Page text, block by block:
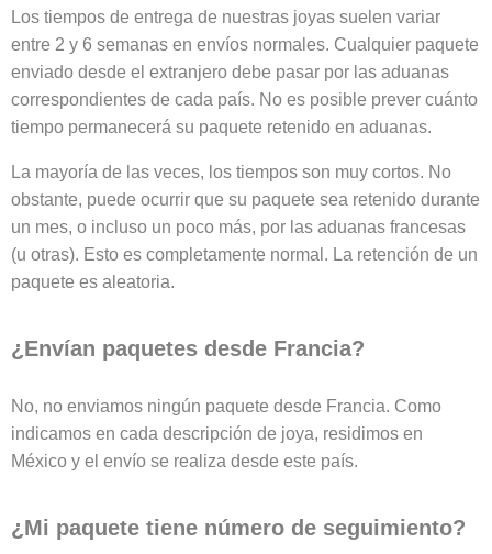
Los tiempos de entrega de nuestras joyas suelen variar
entre 2 y 6 semanas en envíos normales. Cualquier paquete
enviado desde el extranjero debe pasar por las aduanas
correspondientes de cada país. No es posible prever cuánto
tiempo permanecerá su paquete retenido en aduanas.
La mayoría de las veces, los tiempos son muy cortos. No
obstante, puede ocurrir que su paquete sea retenido durante
un mes, o incluso un poco más, por las aduanas francesas
(u otras). Esto es completamente normal. La retención de un
paquete es aleatoria.
¿Envían paquetes desde Francia?
No, no enviamos ningún paquete desde Francia. Como
indicamos en cada descripción de joya, residimos en
México y el envío se realiza desde este país.
¿Mi paquete tiene número de seguimiento?